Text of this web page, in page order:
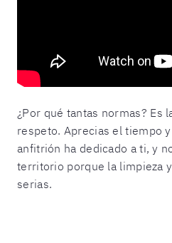
¿Por qué tantas normas? Es
respeto. Aprecias el tiempo
anfitrión ha dedicado a ti, y
territorio porque la limpieza
serias.